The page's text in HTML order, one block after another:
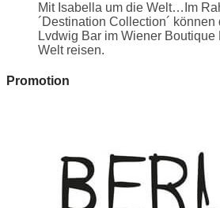
Mit Isabella um die Welt…Im
´Destination Collection´
Lvdwig Bar im Wiener
Welt reisen.
Promotion